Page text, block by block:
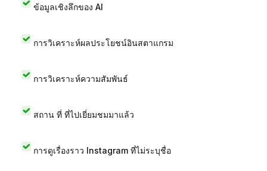
ข้อมูลเชิงลึกของ AI
การวิเคราะห์ผลประโยชน์อินสตาแกรม
การวิเคราะห์ความสัมพันธ์
สถาน ที่ ที่ไปเยี่ยมชมมาแล้ว
การดูเรื่องราว Instagram ที่ไม่ระบุชื่อ